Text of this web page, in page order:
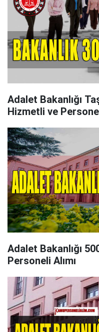
Adalet Bakanlığı
Hizmetli ve Personel
Adalet Bakanlığı
Personeli Alımı